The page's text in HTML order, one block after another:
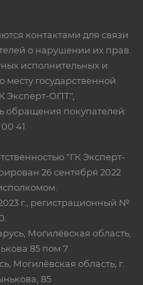
контактами для связи
о нарушении их прав.
исполнительных и
месту государственной
Эксперт-ОПТ",
обращения покупателей:
41.
"ГК Эксперт-
26 сентября 2022
г., регистрационный №
Могилёвская область,
85 пом 7
Могилёвская область, г.
85